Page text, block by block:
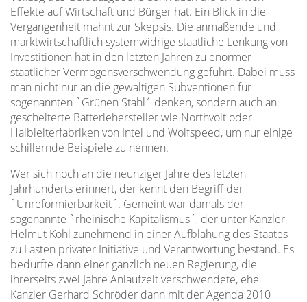
Effekte auf Wirtschaft und Bürger hat. Ein Blick in die
Vergangenheit mahnt zur Skepsis. Die anmaßende und
marktwirtschaftlich systemwidrige staatliche Lenkung von
Investitionen hat in den letzten Jahren zu enormer
staatlicher Vermögensverschwendung geführt. Dabei muss
man nicht nur an die gewaltigen Subventionen für
sogenannten `Grünen Stahl´ denken, sondern auch an
gescheiterte Batteriehersteller wie Northvolt oder
Halbleiterfabriken von Intel und Wolfspeed, um nur einige
schillernde Beispiele zu nennen.
Wer sich noch an die neunziger Jahre des letzten
Jahrhunderts erinnert, der kennt den Begriff der
`Unreformierbarkeit´. Gemeint war damals der
sogenannte `rheinische Kapitalismus´, der unter Kanzler
Helmut Kohl zunehmend in einer Aufblähung des Staates
zu Lasten privater Initiative und Verantwortung bestand. Es
bedurfte dann einer gänzlich neuen Regierung, die
ihrerseits zwei Jahre Anlaufzeit verschwendete, ehe
Kanzler Gerhard Schröder dann mit der Agenda 2010